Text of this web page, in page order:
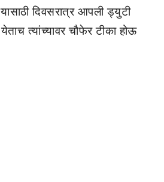
दिवसरात्र आपली ड्युटी
त्यांच्यावर चौफेर टीका होऊ